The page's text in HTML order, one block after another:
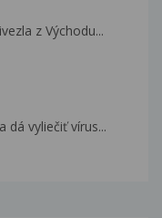
z Východu...
dá vyliečiť vírus...